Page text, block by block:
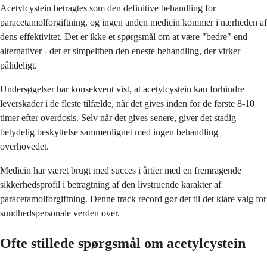
Acetylcystein betragtes som den definitive behandling for
paracetamolforgiftning, og ingen anden medicin kommer i nærheden af
dens effektivitet. Det er ikke et spørgsmål om at være "bedre" end
alternativer - det er simpelthen den eneste behandling, der virker
pålideligt.
Undersøgelser har konsekvent vist, at acetylcystein kan forhindre
leverskader i de fleste tilfælde, når det gives inden for de første 8-10
timer efter overdosis. Selv når det gives senere, giver det stadig
betydelig beskyttelse sammenlignet med ingen behandling
overhovedet.
Medicin har været brugt med succes i årtier med en fremragende
sikkerhedsprofil i betragtning af den livstruende karakter af
paracetamolforgiftning. Denne track record gør det til det klare valg for
sundhedspersonale verden over.
Ofte stillede spørgsmål om acetylcystein